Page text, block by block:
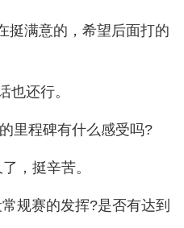
挺满意的，希望后面打的
也还行。
里程碑有什么感受吗?
，挺辛苦。
规赛的发挥?是否有达到